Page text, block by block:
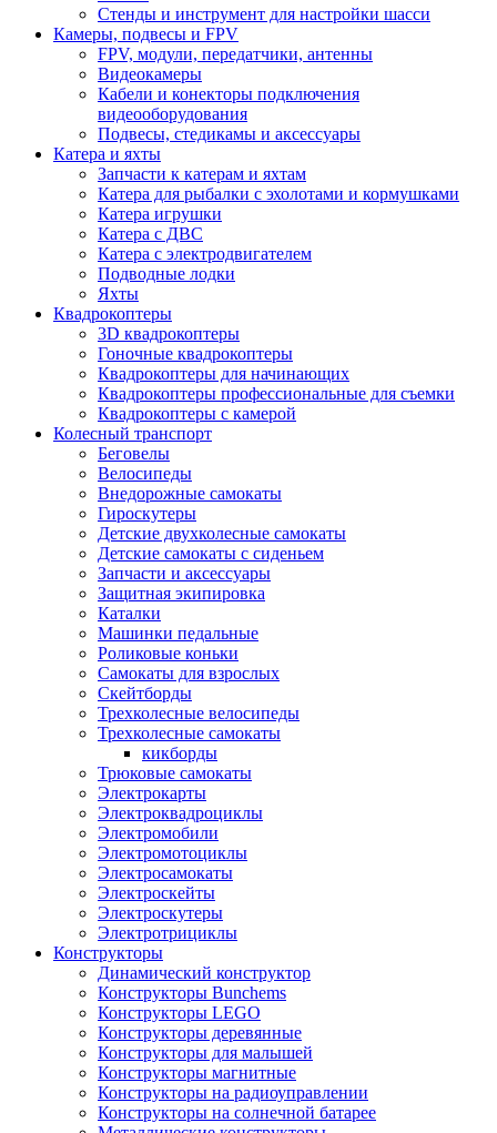
Стенды и инструмент для настройки шасси
Камеры, подвесы и FPV
FPV, модули, передатчики, антенны
Видеокамеры
Кабели и конекторы подключения
видеооборудования
Подвесы, стедикамы и аксессуары
Катера и яхты
Запчасти к катерам и яхтам
Катера для рыбалки с эхолотами и кормушками
Катера игрушки
Катера с ДВС
Катера с электродвигателем
Подводные лодки
Яхты
Квадрокоптеры
3D квадрокоптеры
Гоночные квадрокоптеры
Квадрокоптеры для начинающих
Квадрокоптеры профессиональные для съемки
Квадрокоптеры с камерой
Колесный транспорт
Беговелы
Велосипеды
Внедорожные самокаты
Гироскутеры
Детские двухколесные самокаты
Детские самокаты с сиденьем
Запчасти и аксессуары
Защитная экипировка
Каталки
Машинки педальные
Роликовые коньки
Самокаты для взрослых
Скейтборды
Трехколесные велосипеды
Трехколесные самокаты
кикборды
Трюковые самокаты
Электрокарты
Электроквадроциклы
Электромобили
Электромотоциклы
Электросамокаты
Электроскейты
Электроскутеры
Электротрициклы
Конструкторы
Динамический конструктор
Конструкторы Bunchems
Конструкторы LEGO
Конструкторы деревянные
Конструкторы для малышей
Конструкторы магнитные
Конструкторы на радиоуправлении
Конструкторы на солнечной батарее